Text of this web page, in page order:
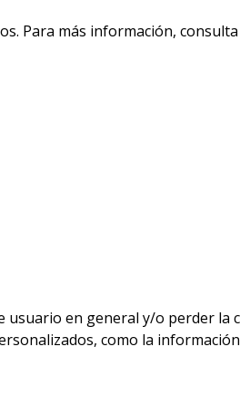
Para más información,
en general y/o perder la
como la